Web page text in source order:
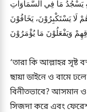
يَسْجُدُ مَا فِي السَّمَاوَاتِ
لَا يَسْتَكْبِرُوْنَ، يَخَافُوْنَ
‘তারা কি আল্লাহর সৃষ্ট
ছায়া ডাইনে ও বামে
বিনীতভাবে? আসমান
সিজদা করে এবং